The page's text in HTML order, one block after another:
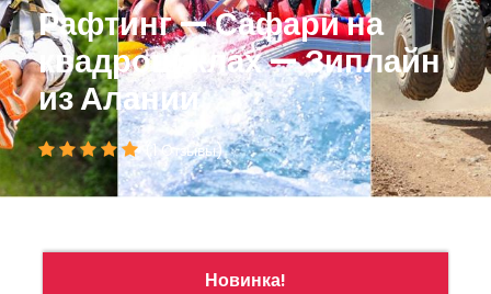
Рафтинг — Сафари на
квадроциклах — Зиплайн
из Алании
(1 Отзывы)
Новинка!